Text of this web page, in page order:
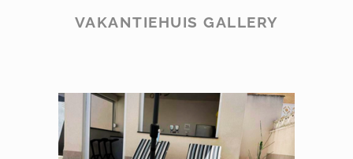
VAKANTIEHUIS GALLERY